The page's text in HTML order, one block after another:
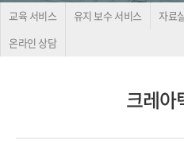
교육 서비스 유지 보수 서비스 자료
온라인 상담
크레아